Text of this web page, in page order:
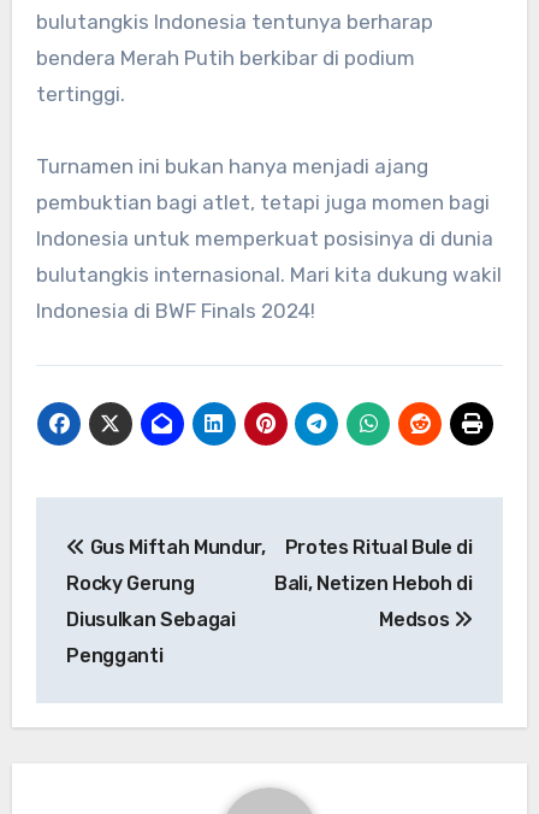
bulutangkis Indonesia tentunya berharap
bendera Merah Putih berkibar di podium
tertinggi.
Turnamen ini bukan hanya menjadi ajang
pembuktian bagi atlet, tetapi juga momen bagi
Indonesia untuk memperkuat posisinya di dunia
bulutangkis internasional. Mari kita dukung wakil
Indonesia di BWF Finals 2024!
pos
Gus Miftah Mundur,
Rocky Gerung
Diusulkan Sebagai
Pengganti
Protes Ritual Bule di
Bali, Netizen Heboh di
Medsos